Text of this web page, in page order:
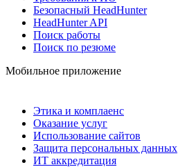
Безопасный HeadHunter
HeadHunter API
Поиск работы
Поиск по резюме
Мобильное приложение
Этика и комплаенс
Оказание услуг
Использование сайтов
Защита персональных данных
ИТ аккредитация